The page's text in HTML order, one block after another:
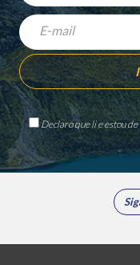
Declaro que li e estou de